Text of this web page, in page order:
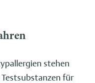
stehen
für